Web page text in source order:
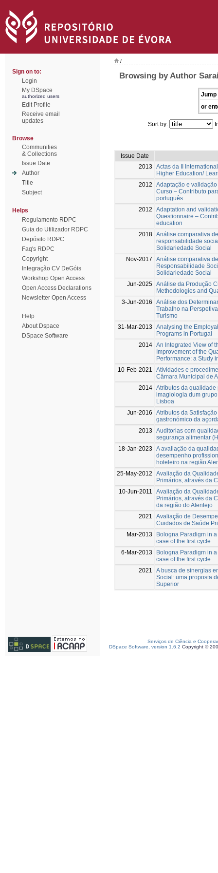
Sign on to:
Login
My DSpace
authorized users
Edit Profile
Receive email
updates
Browse
Communities
& Collections
Issue Date
Author
Title
Subject
Helps
Regulamento RDPC
Guia do Utilizador RDPC
Depósito RDPC
Faq's RDPC
Copyright
Integração CV DeGóis
Workshop Open Access
Open Access Declarations
Newsletter Open Access
Help
About Dspace
DSpace Software
/
Browsing by Author
Jump
or
Sort by:
Issue Date
2013
Actas da II
Higher Education/
2012
Adaptação e
Curso – Contributo
português
2012
Adaptation and
Questionnaire –
education
2018 Análise comparativa
responsabilidade
Solidariedade Social
Nov-2017
Análise comparativa
Responsabilidade
Solidariedade Social
Jun-2025 Análise da Produção
Methodologies and
3-Jun-2016
Análise dos
Trabalho na
Turismo
31-Mar-2013
Analysing the
Programs in Portugal
2014 An Integrated View of
Improvement of the
Performance: a Study
10-Feb-2021
Atividades e
Câmara Municipal de
2014 Atributos da qualidade
imagiologia dum
Lisboa
Jun-2016
Atributos da
gastronómico da
2013
Auditorias com
segurança alimentar
18-Jan-2023
A avaliação da
desempenho
hoteleiro na região
25-May-2012
Avaliação da
Primários, através da
10-Jun-2011
Avaliação da
Primários, através da
da região do Alentejo
2021
Avaliação de
Cuidados de Saúde
Mar-2013
Bologna Paradigm in
case of the first cycle
6-Mar-2013
Bologna Paradigm in
case of the first cycle
2021
A busca de sinergias
Social: uma proposta
Superior
Serviços de Ciência e
DSpace Software, version 1.6.2 Copyright ©